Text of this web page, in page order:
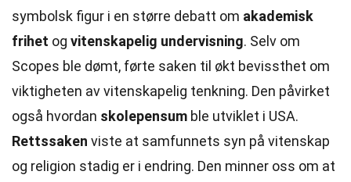
symbolsk figur i en større debatt om akademisk
frihet og vitenskapelig undervisning. Selv om
Scopes ble dømt, førte saken til økt bevissthet om
viktigheten av vitenskapelig tenkning. Den påvirket
også hvordan skolepensum ble utviklet i USA.
Rettssaken viste at samfunnets syn på vitenskap
og religion stadig er i endring. Den minner oss om at